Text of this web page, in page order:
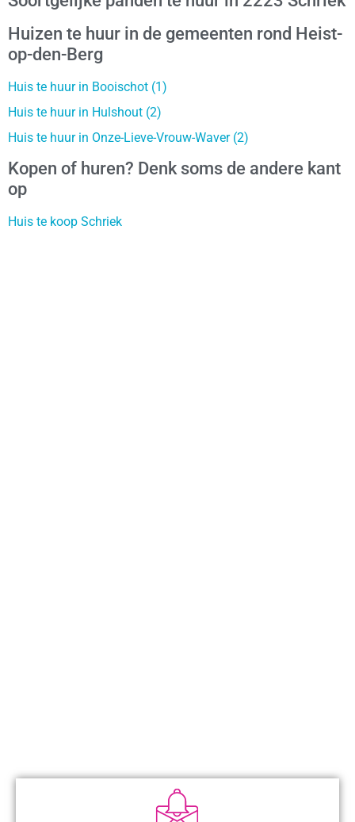
Huizen te huur in de gemeenten rond Heist-
op-den-Berg
Huis te huur in Booischot (1)
Huis te huur in Hulshout (2)
Huis te huur in Onze-Lieve-Vrouw-Waver (2)
Kopen of huren? Denk soms de andere kant
op
Huis te koop Schriek